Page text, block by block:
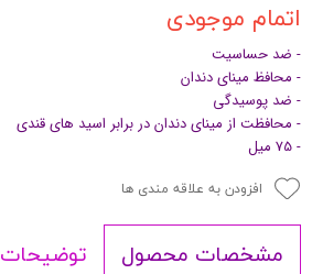
اتمام موجودی
- ضد حساسیت
- محافظ مینای دندان
- ضد پوسیدگی
- محافظت از مینای دندان در برابر اسید های قندی
- 75 میل
افزودن به علاقه مندی ها
مشخصات محصول توضیحات